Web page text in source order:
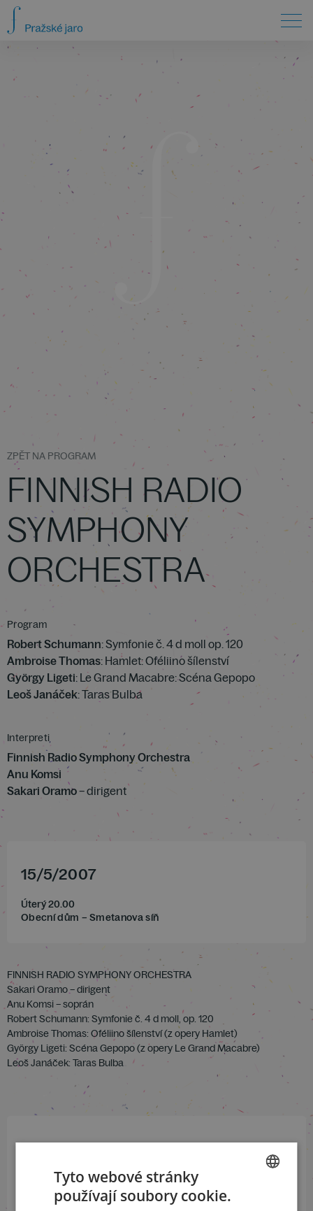
ZPĚT NA PROGRAM
FINNISH RADIO
SYMPHONY
ORCHESTRA
Program
Robert Schumann: Symfonie č. 4 d moll op. 120
Ambroise Thomas: Hamlet: Oféliino šílenství
György Ligeti: Le Grand Macabre: Scéna Gepopo
Leoš Janáček: Taras Bulba
Interpreti
Finnish Radio Symphony Orchestra
Anu Komsi
Sakari Oramo– dirigent
15/5/2007
Úterý 20.00
Obecní dům – Smetanova síň
FINNISH RADIO SYMPHONY ORCHESTRA
Sakari Oramo – dirigent
Anu Komsi – soprán
Robert Schumann: Symfonie č. 4 d moll, op. 120
Ambroise Thomas: Oféliino šílenství (z opery Hamlet)
György Ligeti: Scéna Gepopo (z opery Le Grand Macabre)
Leoš Janáček: Taras Bulba
a buďte jako první v obraze
ODEBÍRAT NEWSLETTER
Tyto webové stránky
používají soubory cookie.